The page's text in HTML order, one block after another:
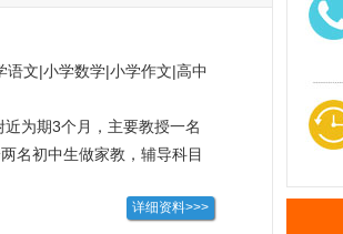
语文|小学数学|小学作文|高中
为期3个月，主要教授一名
名初中生做家教，辅导科目
数学成绩开始很糟糕，到经
补习之后，他的数学成绩从
详细资料>>>